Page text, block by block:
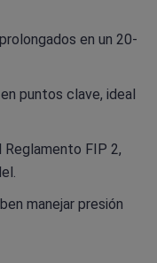
en un 20-
puntos clave, ideal
FIP 2,
manejar presión